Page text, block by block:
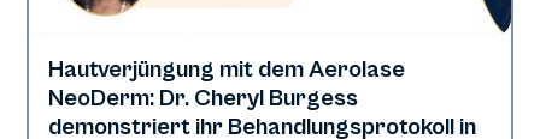
Neo Elite | Präsentationen
Hautverjüngung mit dem Aerolase
NeoDerm: Dr. Cheryl Burgess
demonstriert ihr Behandlungsprotokoll in